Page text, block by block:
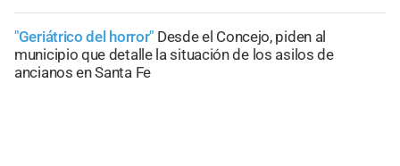
"Geriátrico del horror" Desde el Concejo, piden al
municipio que detalle la situación de los asilos de
ancianos en Santa Fe